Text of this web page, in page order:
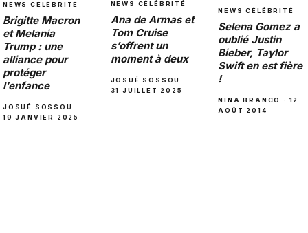
NEWS CÉLÉBRITÉ
Brigitte Macron
et Melania
Trump : une
alliance pour
protéger
l’enfance
JOSUÉ SOSSOU ·
19 JANVIER 2025
NEWS CÉLÉBRITÉ
Ana de Armas et
Tom Cruise
s’offrent un
moment à deux
JOSUÉ SOSSOU ·
31 JUILLET 2025
NEWS CÉLÉBRITÉ
Selena Gomez a
oublié Justin
Bieber, Taylor
Swift en est fière
!
NINA BRANCO · 12
AOÛT 2014